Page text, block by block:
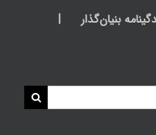
بنیان‌گذار